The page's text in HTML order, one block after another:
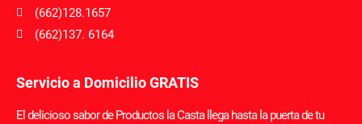
(662)128.1657
(662)137. 6164
Servicio a Domicilio GRATIS
El delicioso sabor de Productos la Casta llega hasta la puerta de tu